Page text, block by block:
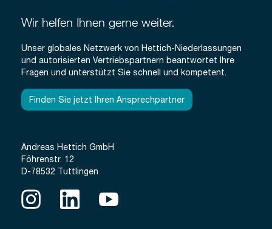
Wir helfen Ihnen gerne weiter.
Unser globales Netzwerk von Hettich-Niederlassungen
und autorisierten Vertriebspartnern beantwortet Ihre
Fragen und unterstützt Sie schnell und kompetent.
Finden Sie jetzt Ihren Ansprechpartner
Andreas Hettich GmbH
Föhrenstr. 12
D-78532 Tuttlingen